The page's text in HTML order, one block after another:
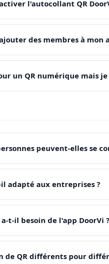
l'autocollant QR
des membres à mon
un QR numérique mais
peuvent-elles se
adapté aux entreprises ?
t-il besoin de l'app DoorVi ?
de QR différents pour